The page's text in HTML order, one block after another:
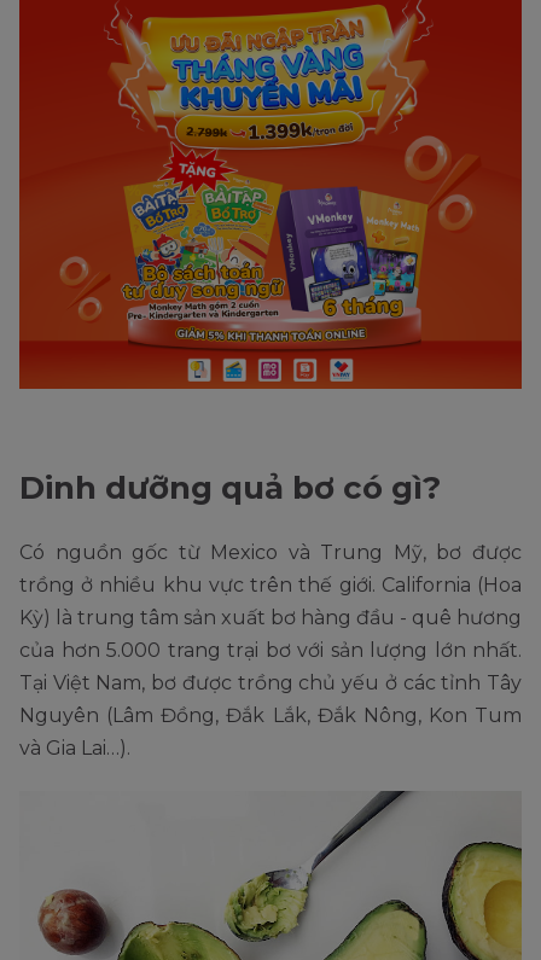
Dinh dưỡng quả bơ có gì?
Có nguồn gốc từ Mexico và Trung Mỹ, bơ được
trồng ở nhiều khu vực trên thế giới. California (Hoa
Kỳ) là trung tâm sản xuất bơ hàng đầu - quê hương
của hơn 5.000 trang trại bơ với sản lượng lớn nhất.
Tại Việt Nam, bơ được trồng chủ yếu ở các tỉnh Tây
Nguyên (Lâm Đồng, Đắk Lắk, Đắk Nông, Kon Tum
và Gia Lai…).